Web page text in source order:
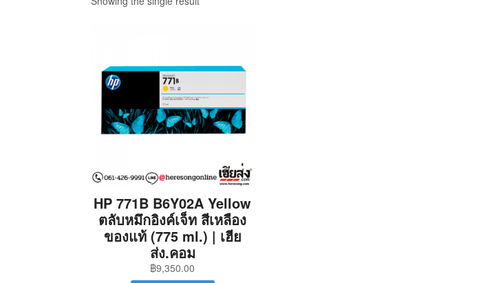
HP 771B B6Y02A Yellow
ตลับหมึกอิงค์เจ็ท สีเหลือง
ของแท้ (775 ml.) | เฮีย
ส่ง.คอม
฿9,350.00